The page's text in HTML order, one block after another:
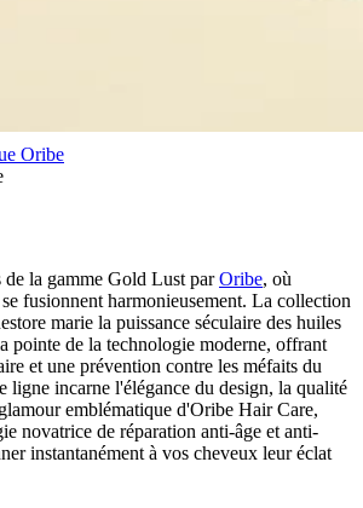
Oribe
de la gamme Gold Lust parOribe, où
fusionnent harmonieusement. La collection
marie la puissance séculaire des huiles
pointe de la technologie moderne, offrant
et une prévention contre les méfaits du
ligne incarne l'élégance du design, la qualité
emblématique d'Oribe Hair Care,
novatrice de réparation anti-âge et anti-
instantanément à vos cheveux leur éclat